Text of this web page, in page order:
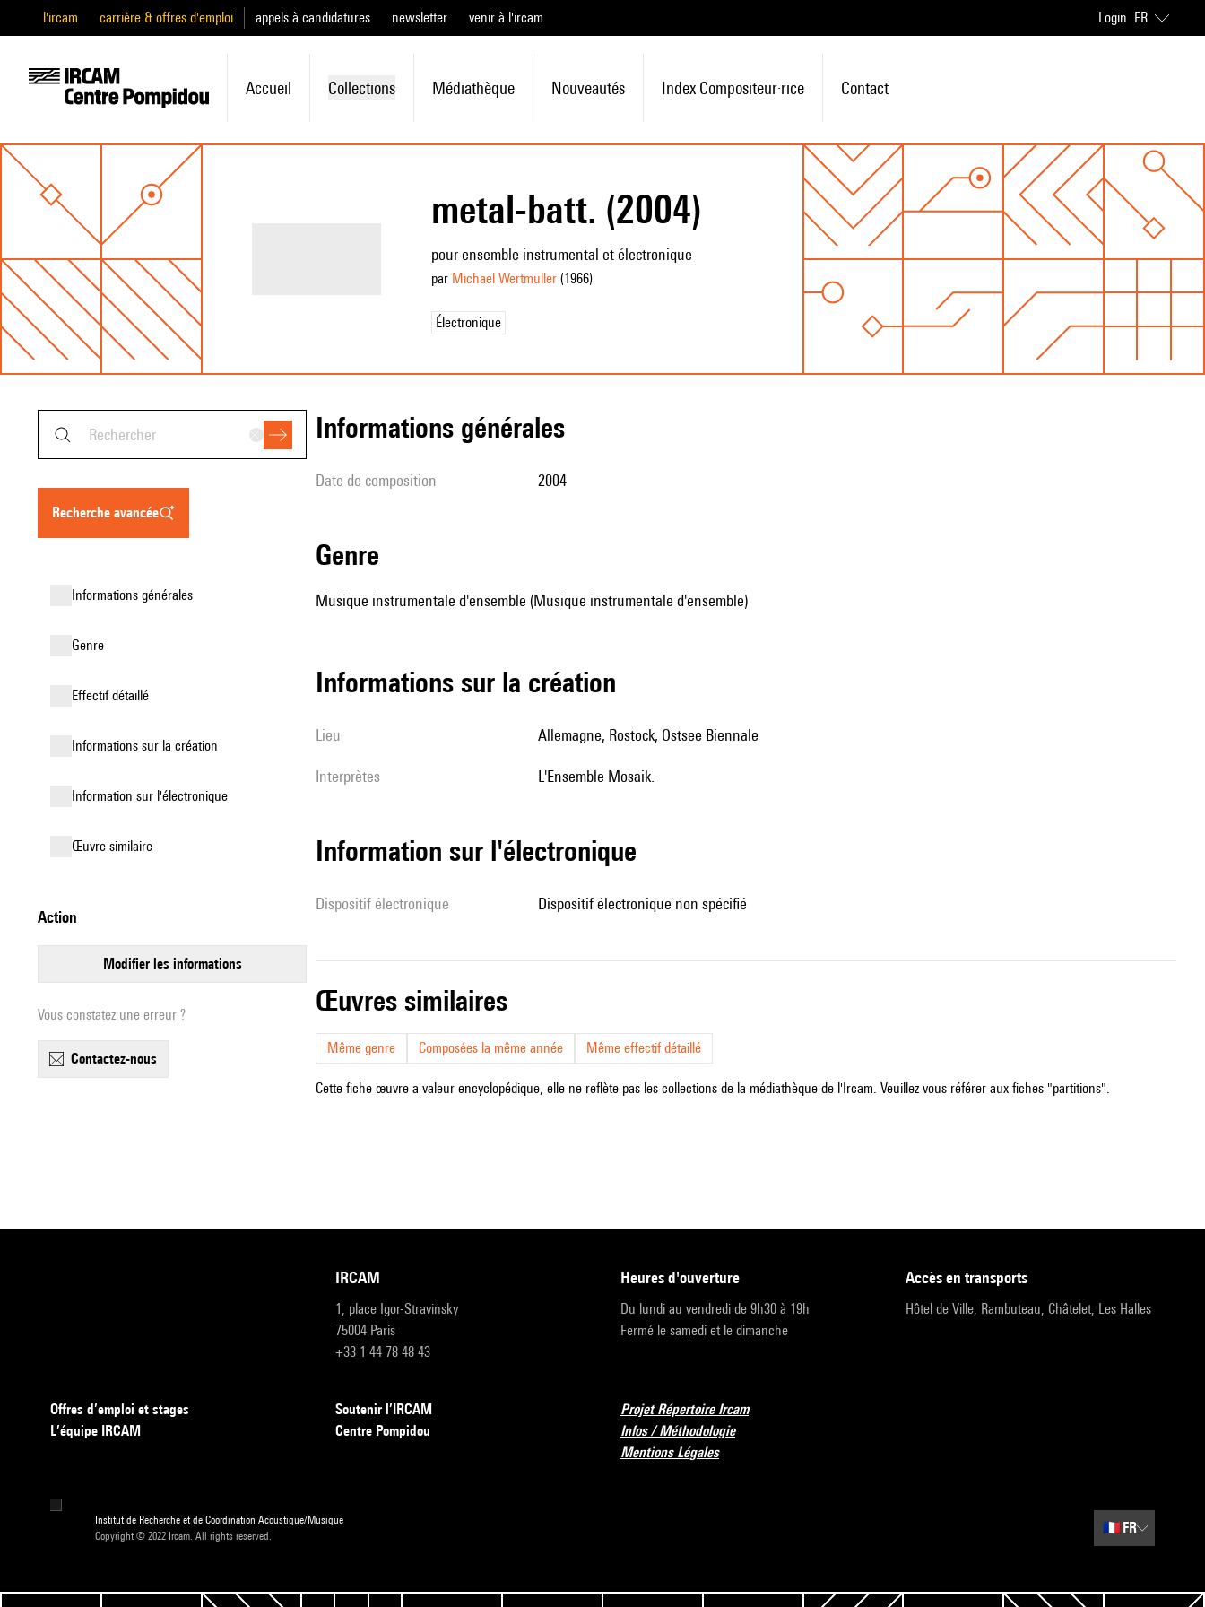
l'ircam carrière & offres d'emploi appels à candidatures newsletter venir à l'ircam Login FR
Accueil Collections Médiathèque Nouveautés Index Compositeur·rice Contact
metal-batt. (2004)
pour ensemble instrumental et électronique
par Michael Wertmüller(1966)
Électronique
recherche avancée
informations générales
genre
effectif détaillé
informations sur la création
Information sur l'électronique
œuvre similaire
action
modifier les informations
Vous constatez une erreur ?
contactez-nous
informations générales
date de composition 2004
genre
Musique instrumentale d'ensemble (Musique instrumentale d'ensemble)
informations sur la création
lieu Allemagne, Rostock, Ostsee Biennale
interprètes l'Ensemble Mosaik.
Information sur l'électronique
Dispositif électronique dispositif électronique non spécifié
œuvres similaires
Même genre Composées la même année Même effectif détaillé
Cette fiche œuvre a valeur encyclopédique, elle ne reflète pas les collections de la médiathèque de l'Ircam. Veuillez vous référer aux fiches "partitions".
IRCAM
1, place Igor-Stravinsky
75004 Paris
+33 1 44 78 48 43
heures d'ouverture
Du lundi au vendredi de 9h30 à 19h
Fermé le samedi et le dimanche
accès en transports
Hôtel de Ville, Rambuteau, Châtelet, Les Halles
Offres d’emploi et stages
L’équipe IRCAM
Soutenir l’IRCAM
Centre Pompidou
Projet Répertoire Ircam
Infos / Méthodologie
Mentions Légales
Institut de Recherche et de Coordination Acoustique/Musique
Copyright © 2022 Ircam. All rights reserved.
🇫🇷 FR